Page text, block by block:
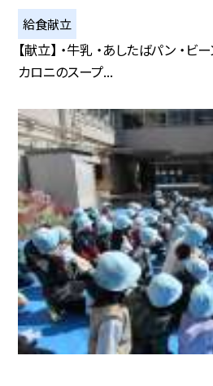
給食献立
【献立】 ・牛乳 ・あしたばパン ・ビ
カロニのスープ...